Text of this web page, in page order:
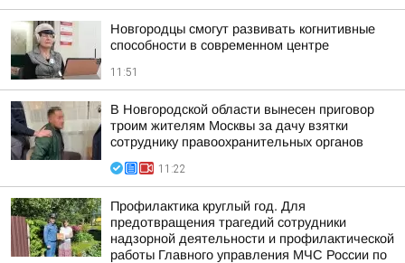
Новгородцы смогут развивать когнитивные
способности в современном центре
11:51
В Новгородской области вынесен приговор
троим жителям Москвы за дачу взятки
сотруднику правоохранительных органов
11:22
Профилактика круглый год. Для
предотвращения трагедий сотрудники
надзорной деятельности и профилактической
работы Главного управления МЧС России по